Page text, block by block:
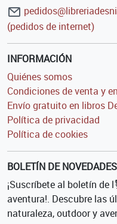
(pedidos de internet)
INFORMACIÓN
Quiénes somos
Condiciones de venta y
Envío gratuito en libros
Política de privacidad
Política de cookies
BOLETÍN DE NOVEDADES
¡Suscríbete al boletín de
aventura!. Descubre las
naturaleza, outdoor y